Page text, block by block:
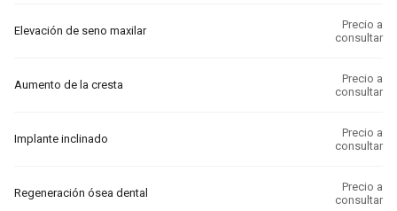
Elevación de seno maxilar
Precio a
consultar
Aumento de la cresta
Precio a
consultar
Implante inclinado
Precio a
consultar
Regeneración ósea dental
Precio a
consultar